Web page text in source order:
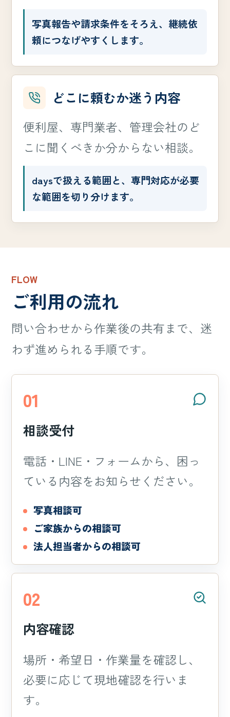
写真報告や請求条件をそろえ、継続依
頼につなげやすくします。
どこに頼むか迷う内容
便利屋、専門業者、管理会社のど
こに聞くべきか分からない相談。
daysで扱える範囲と、専門対応が必要
な範囲を切り分けます。
FLOW
ご利用の流れ
問い合わせから作業後の共有まで、迷
わず進められる手順です。
01
相談受付
電話・LINE・フォームから、困っ
ている内容をお知らせください。
写真相談可
ご家族からの相談可
法人担当者からの相談可
02
内容確認
場所・希望日・作業量を確認し、
必要に応じて現地確認を行いま
す。